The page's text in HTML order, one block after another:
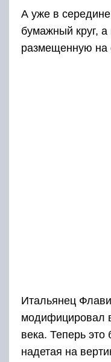
А уже в
бумажный круг,
размещенную на
Итальянец
модифицировал
века. Теперь это
надетая на